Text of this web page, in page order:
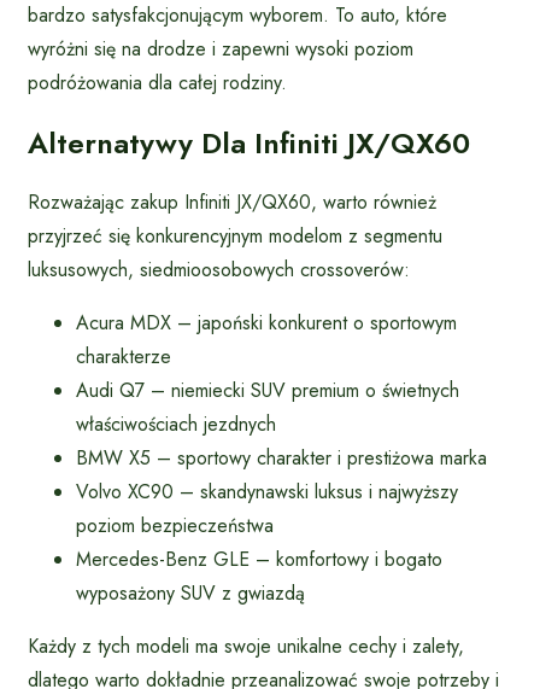
bardzo satysfakcjonującym wyborem. To auto, które
wyróżni się na drodze i zapewni wysoki poziom
podróżowania dla całej rodziny.
Alternatywy Dla Infiniti JX/QX60
Rozważając zakup Infiniti JX/QX60, warto również
przyjrzeć się konkurencyjnym modelom z segmentu
luksusowych, siedmioosobowych crossoverów:
Acura MDX – japoński konkurent o sportowym
charakterze
Audi Q7 – niemiecki SUV premium o świetnych
właściwościach jezdnych
BMW X5 – sportowy charakter i prestiżowa marka
Volvo XC90 – skandynawski luksus i najwyższy
poziom bezpieczeństwa
Mercedes-Benz GLE – komfortowy i bogato
wyposażony SUV z gwiazdą
Każdy z tych modeli ma swoje unikalne cechy i zalety,
dlatego warto dokładnie przeanalizować swoje potrzeby i